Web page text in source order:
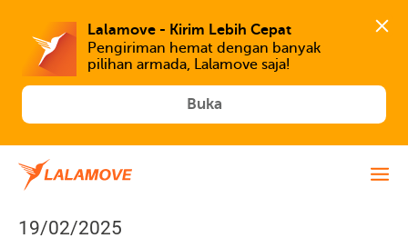
Lalamove - Kirim Lebih Cepat
Pengiriman hemat dengan banyak
Buka
19/02/2025